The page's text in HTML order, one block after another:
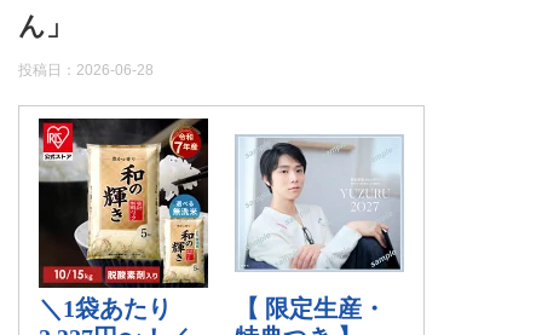
ん」
投稿日： 2026-06-28